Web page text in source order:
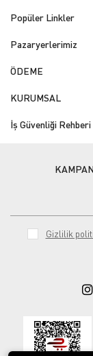
Popüler Linkler
Pazaryerlerimiz
ÖDEME
KURUMSAL
İş Güvenliği Rehberi
Gizlilik